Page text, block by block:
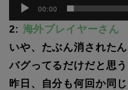
00:00
2: 海外プレイヤーさん
いや、たぶん消された
バグってるだけだと思う
昨日、自分も何回か同じ